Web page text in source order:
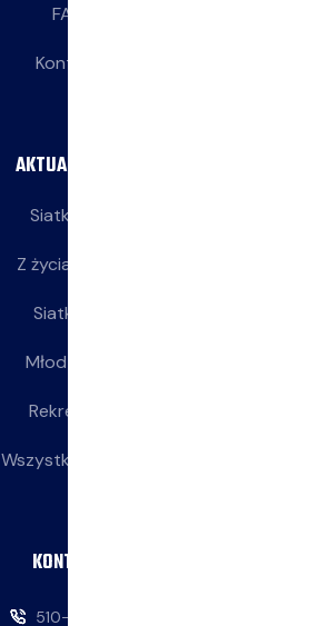
FAQ
Kontakt
AKTUALNOŚCI
Siatkarze
Z życia klubu
Siatkarki
Młodziczki
Rekreacja
Wszystkie wpisy
KONTAKT
510-146-069